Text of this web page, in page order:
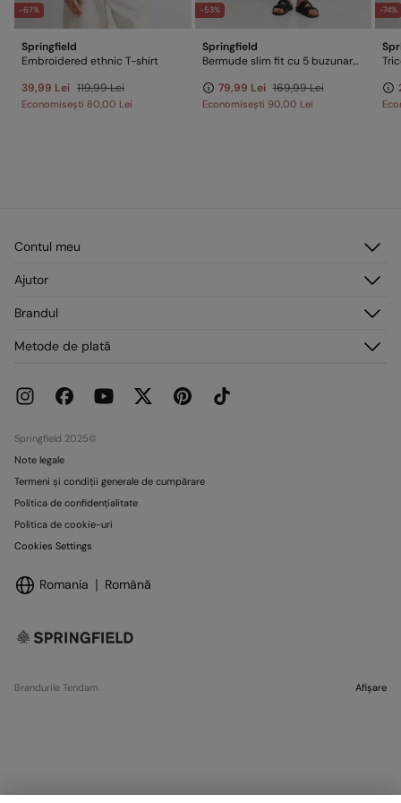
-67%
Springfield
Embroidered ethnic T-shirt
39,99 Lei 119,99 Lei
Economisești 80,00 Lei
-53%
Springfield
Bermude slim fit cu 5 buzunare, cu finisaj spălat
79,99 Lei 169,99 Lei
Economisești 90,00 Lei
-74%
Contul meu
Înregistrare
Adresele mele
Ajutor
Livrare
Promoții curente
Brandul
Magazine
Metode de plată
Springfield 2025©
Note legale
Termeni și condiții generale de cumpărare
Politica de confidențialitate
Politica de cookie-uri
Cookies Settings
Romania Română
Brandurile Tendam Afișare